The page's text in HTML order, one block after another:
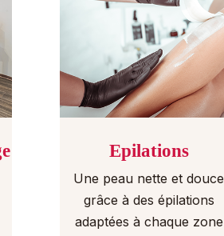
Epilations
Une peau nette et douce
grâce à des épilations
adaptées à chaque zone